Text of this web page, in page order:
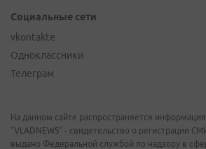
Социальные сети
vkontakte
Одноклассники
Телеграм
На данном сайте распространяется
"VLADNEWS" - свидетельство о регистрации
выдано Федеральной службой по надзору в